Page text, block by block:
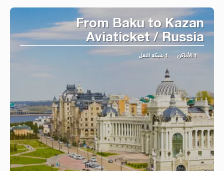
From Baku to Kazan
Aviaticket / Russia
1 الأماكن 1 شبكة النقل